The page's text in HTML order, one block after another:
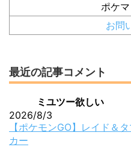
ポケ
お問
最近の記事コメント
ミユツー欲しい
2026/8/3
【ポケモンGO】レイド＆
カー